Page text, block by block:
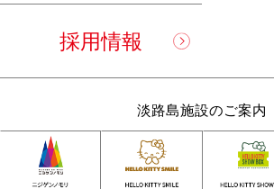
採用情報
淡路島施設のご案内